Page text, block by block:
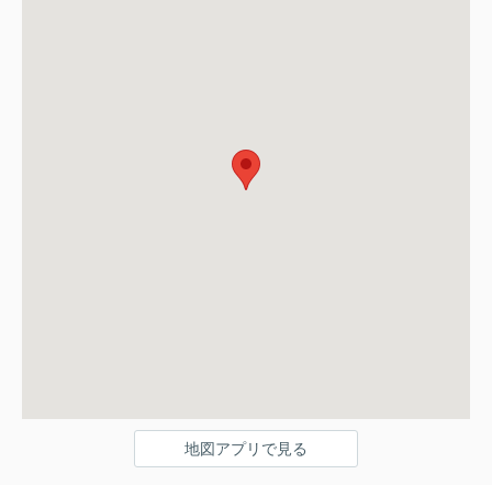
地図アプリで見る